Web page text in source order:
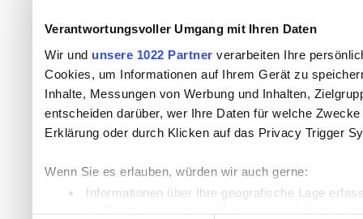
Verantwortungsvoller Umgang mit Ihren Daten
Wir und unsere 1022 Partner verarbeiten Ihre
Cookies, um Informationen auf Ihrem Gerät zu
Inhalte, Messungen von Werbung und Inhalten,
entscheiden darüber, wer Ihre Daten für welche
Erklärung oder durch Klicken auf das Privacy Trigger
Wenn Sie es erlauben, würden wir auch gerne:
Informationen über Ihre geografische Lage
Ihr Gerät durch aktives Scannen nach